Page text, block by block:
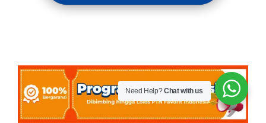
Need Help?Chat with us